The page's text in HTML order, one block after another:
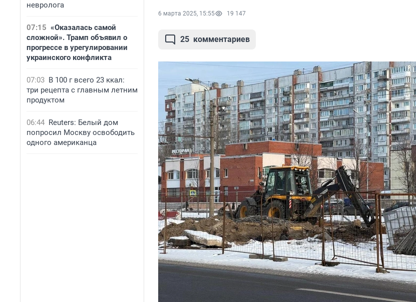
невролога
07:15 «Оказалась самой
сложной». Трамп объявил о
прогрессе в урегулировании
украинского конфликта
07:03 В 100 г всего 23 ккал:
три рецепта с главным летним
продуктом
06:44 Reuters: Белый дом
попросил Москву освободить
одного американца
6 марта 2025, 15:55 19 147
25 комментариев